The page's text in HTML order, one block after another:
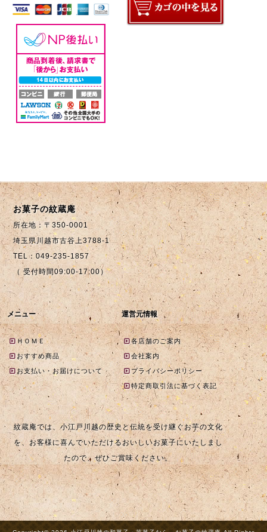
お菓子の紋蔵庵
所在地：〒350-0001
埼玉県川越市古谷上3788-1
TEL：049-235-1857
（ 受付時間09:00-17:00）
メニュー
ＨＯＭＥ
おすすめ商品
お支払い・お届けについて
運営元情報
各店舗のご案内
会社案内
プライバシーポリシー
特定商取引法に基づく表記
紋蔵庵では、小江戸川越の歴史と伝統を受け継ぐお芋の文化
を、お客様に喜んでいただけるおいしいお菓子にいたしまし
たので、ぜひご賞味ください。